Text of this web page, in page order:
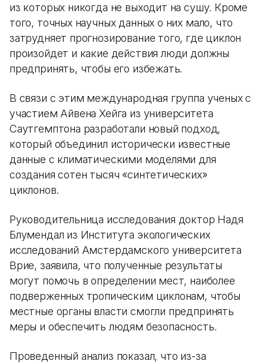
из которых никогда не выходит на сушу. Кроме
того, точных научных данных о них мало, что
затрудняет прогнозирование того, где циклон
произойдет и какие действия люди должны
предпринять, чтобы его избежать.
В связи с этим международная группа ученых с
участием Айвена Хейга из университета
Саутгемптона разработали новый подход,
который объединил исторически известные
данные с климатическими моделями для
создания сотен тысяч «синтетических»
циклонов.
Руководительница исследования доктор Надя
Блумендал из Института экологических
исследований Амстердамского университета
Врие, заявила, что полученные результаты
могут помочь в определении мест, наиболее
подверженных тропическим циклонам, чтобы
местные органы власти смогли предпринять
меры и обеспечить людям безопасность.
Проведенный анализ показал, что из-за